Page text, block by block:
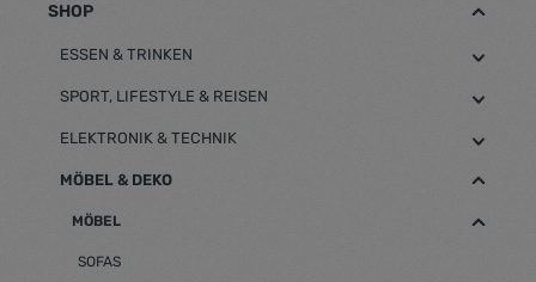
SHOP
ESSEN & TRINKEN
SPORT, LIFESTYLE & REISEN
ELEKTRONIK & TECHNIK
MÖBEL & DEKO
MÖBEL
SOFAS